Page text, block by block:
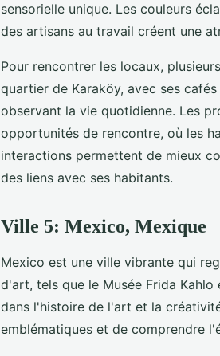
sensorielle unique. Les couleurs
des artisans au travail créent une
Pour rencontrer les locaux,
quartier de Karaköy, avec ses
observant la vie quotidienne. Les
opportunités de rencontre, où les
interactions permettent de mieux
des liens avec ses habitants.
Ville 5: Mexico, Mexique
Mexico est une ville vibrante qui
d'art, tels que le Musée Frida
dans l'histoire de l'art et la
emblématiques et de comprendre